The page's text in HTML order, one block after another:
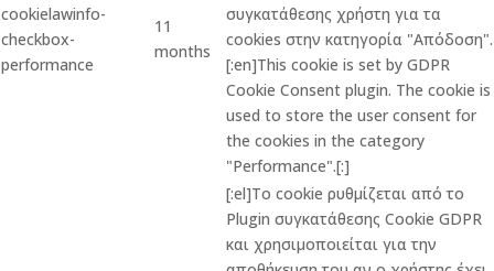
cookielawinfo-
checkbox-
performance
11
months
συγκατάθεσης χρήστη για τα
cookies στην κατηγορία "Απόδοση".
[:en]This cookie is set by GDPR
Cookie Consent plugin. The cookie is
used to store the user consent for
the cookies in the category
"Performance".[:]
[:el]Το cookie ρυθμίζεται από το
Plugin συγκατάθεσης Cookie GDPR
και χρησιμοποιείται για την